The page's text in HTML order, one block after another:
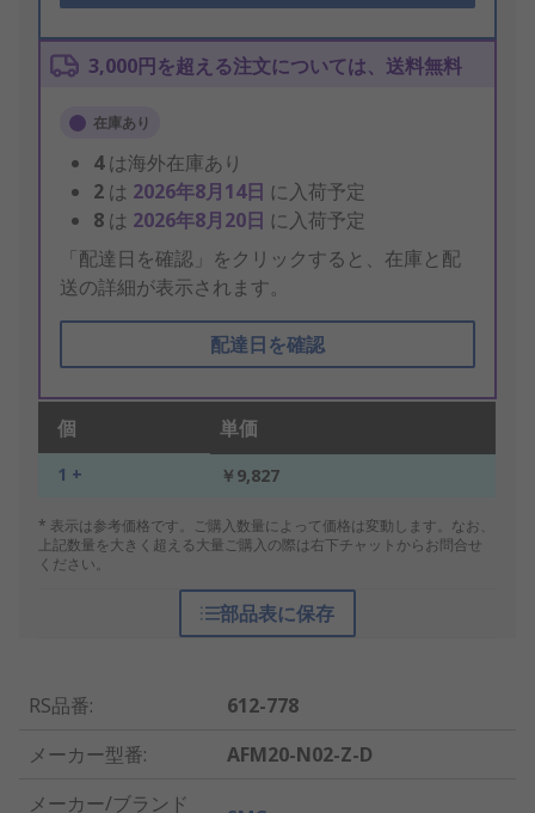
3,000円を超える注文については、送料無料
在庫あり
4は海外在庫あり
2 は 2026年8月14日 に入荷予定
8 は 2026年8月20日 に入荷予定
「配達日を確認」をクリックすると、在庫と配
送の詳細が表示されます。
配達日を確認
個 単価
1 + ￥9,827
* 表示は参考価格です。ご購入数量によって価格は変動します。なお、
上記数量を大きく超える大量ご購入の際は右下チャットからお問合せ
ください。
部品表に保存
RS品番:
612-778
メーカー型番:
AFM20-N02-Z-D
メーカー/ブランド